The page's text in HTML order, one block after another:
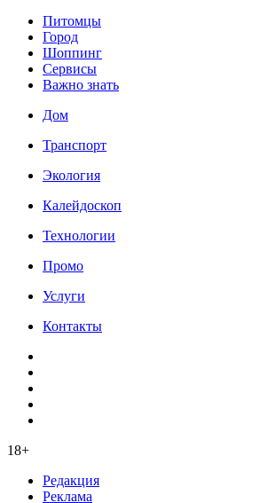
Питомцы
Город
Шоппинг
Сервисы
Важно знать
Дом
Транспорт
Экология
Калейдоскоп
Технологии
Промо
Услуги
Контакты
18+
Редакция
Реклама